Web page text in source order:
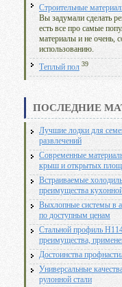
Строительные
Вы задумали сделать
есть все про самые
материалы и не очень,
использованию.
Теплый пол 39
ПОСЛЕДНИЕ
Лучшие лодки для
развлечений
Современные
крыш и открытых
Встраиваемые
преимущества
Выхлопные системы в
по доступным ценам
Стальной профиль
преимущества,
Достоинства
Универсальные
рулонной стали